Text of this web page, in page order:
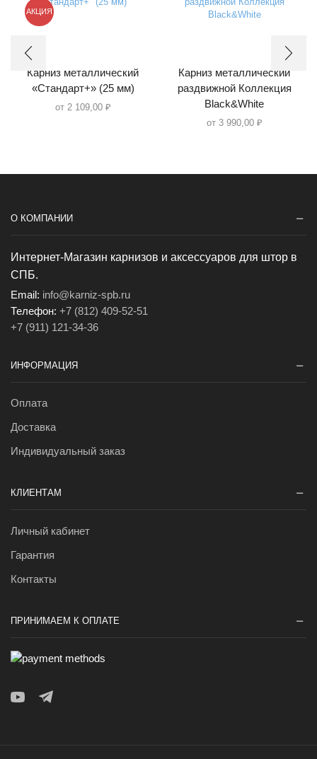
АКЦИЯ
Карниз металлический
«Стандарт+» (25 мм)
от 2 109,00 ₽
Карниз металлический
раздвижной Коллекция
Black&White
от 3 990,00 ₽
О КОМПАНИИ
Интернет-Магазин карнизов и аксессуаров для штор в
СПБ.
Email: info@karniz-spb.ru
Телефон: +7 (812) 409-52-51
+7 (911) 121-34-36
ИНФОРМАЦИЯ
Оплата
Доставка
Индивидуальный заказ
КЛИЕНТАМ
Личный кабинет
Гарантия
Контакты
ПРИНИМАЕМ К ОПЛАТЕ
YoutubeTelegram